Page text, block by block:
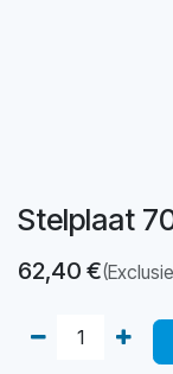
Stelplaat
62,40 €